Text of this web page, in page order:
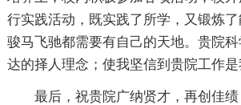
行实践活动，既实践了所学，又锻炼了
骏马飞驰都需要有自己的天地。贵院
达的择人理念；使我坚信到贵院工作是
最后，祝贵院广纳贤才，再创佳绩